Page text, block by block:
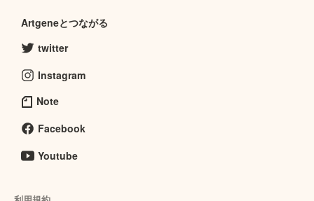
Artgeneとつながる
twitter
Instagram
Note
Facebook
Youtube